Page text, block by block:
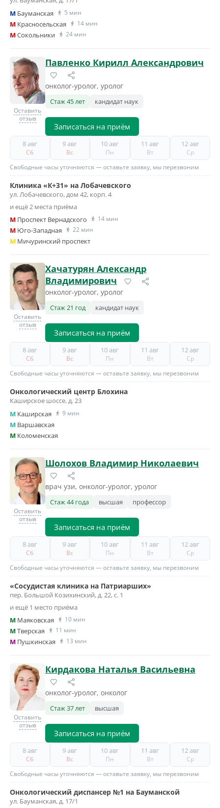
M Бауманская 5 мин
M Красносельская 14 мин
MСокольники 24 мин
Оставить
отзыв
Павленко Кирилл Александрович
онколог-уролог, уролог
Стаж 45 лет кандидат наук
Записаться на приём
8 авг
Сб
9 авг
Вс
10 авг
Пн
11 авг
Вт
12 авг
Ср
Свободные часы уточняются — оставьте заявку, мы перезвоним
Клиника «К+31» на Лобачевского
ул. Лобачевского, дом 42, корп. 4
и ещё 2 места приёма
M Проспект Вернадского 14 мин
M Юго-Западная 22 мин
M Мичуринский проспект
Оставить
отзыв
Хачатурян Александр
Владимирович
онколог-уролог, уролог
Стаж 21 год кандидат наук
Записаться на приём
8 авг
Сб
9 авг
Вс
10 авг
Пн
11 авг
Вт
12 авг
Ср
Свободные часы уточняются — оставьте заявку, мы перезвоним
Онкологический центр Блохина
Каширское шоссе, д. 23
M Каширская 9 мин
M Варшавская
M Коломенская
Оставить
отзыв
Шолохов Владимир Николаевич
врач узи, онколог-уролог, уролог
Стаж 44 года высшая профессор
Записаться на приём
8 авг
Сб
9 авг
Вс
10 авг
Пн
11 авг
Вт
12 авг
Ср
Свободные часы уточняются — оставьте заявку, мы перезвоним
«Сосудистая клиника на Патриарших»
пер. Большой Козихинский, д. 22, с. 1
и ещё 1 место приёма
M Маяковская 10 мин
MТверская 11 мин
M Пушкинская 13 мин
Оставить
отзыв
Кирдакова Наталья Васильевна
онколог-уролог, онколог
Стаж 37 лет высшая
Записаться на приём
8 авг
Сб
9 авг
Вс
10 авг
Пн
11 авг
Вт
12 авг
Ср
Свободные часы уточняются — оставьте заявку, мы перезвоним
Онкологический диспансер №1 на Бауманской
ул. Бауманская, д. 17/1